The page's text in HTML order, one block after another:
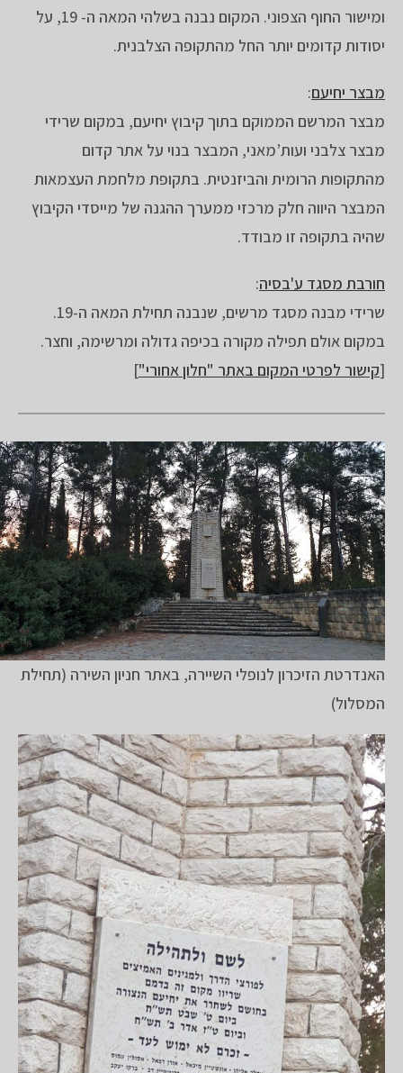
ומישור החוף הצפוני. המקום נבנה בשלהי המאה ה- 19, על
יסודות קדומים יותר החל מהתקופה הצלבנית.
מבצר יחיעם:
מבצר המרשם הממוקם בתוך קיבוץ יחיעם, במקום שרידי
מבצר צלבני ועות’מאני, המבצר בנוי על אתר קדום
מהתקופות הרומית והביזנטית. בתקופת מלחמת העצמאות
המבצר היווה חלק מרכזי ממערך ההגנה של מייסדי הקיבוץ
שהיה בתקופה זו מבודד.
חורבת מסגד ע'בסיה:
שרידי מבנה מסגד מרשים, שנבנה תחילת המאה ה-19.
במקום אולם תפילה מקורה בכיפה גדולה ומרשימה, וחצר.
[קישור לפרטי המקום באתר "חלון אחורי"]
האנדרטת הזיכרון לנופלי השיירה, באתר חניון השירה (תחילת
המסלול)